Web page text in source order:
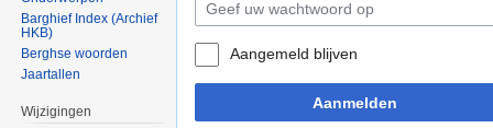
Aangemeld blijven
Aanmelden
Barghief Index (Archief
HKB)
Berghse woorden
Jaartallen
Wijzigingen